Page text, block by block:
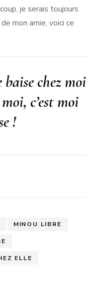
je serais toujours
mon amie, voici ce
chez moi
c’est moi
!
MINOU LIBRE
ELLE